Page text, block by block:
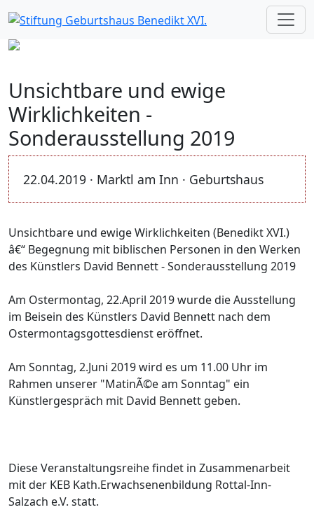
Unsichtbare und ewige
Wirklichkeiten -
Sonderausstellung 2019
22.04.2019 · Marktl am Inn · Geburtshaus
Unsichtbare und ewige Wirklichkeiten (Benedikt XVI.)
â€“ Begegnung mit biblischen Personen in den Werken
des Künstlers David Bennett - Sonderausstellung 2019
Am Ostermontag, 22.April 2019 wurde die Ausstellung
im Beisein des Künstlers David Bennett nach dem
Ostermontagsgottesdienst eröffnet.
Am Sonntag, 2.Juni 2019 wird es um 11.00 Uhr im
Rahmen unserer "MatinÃ©e am Sonntag" ein
Künstlergespräch mit David Bennett geben.
Diese Veranstaltungsreihe findet in Zusammenarbeit
mit der KEB Kath.Erwachsenenbildung Rottal-Inn-
Salzach e.V. statt.